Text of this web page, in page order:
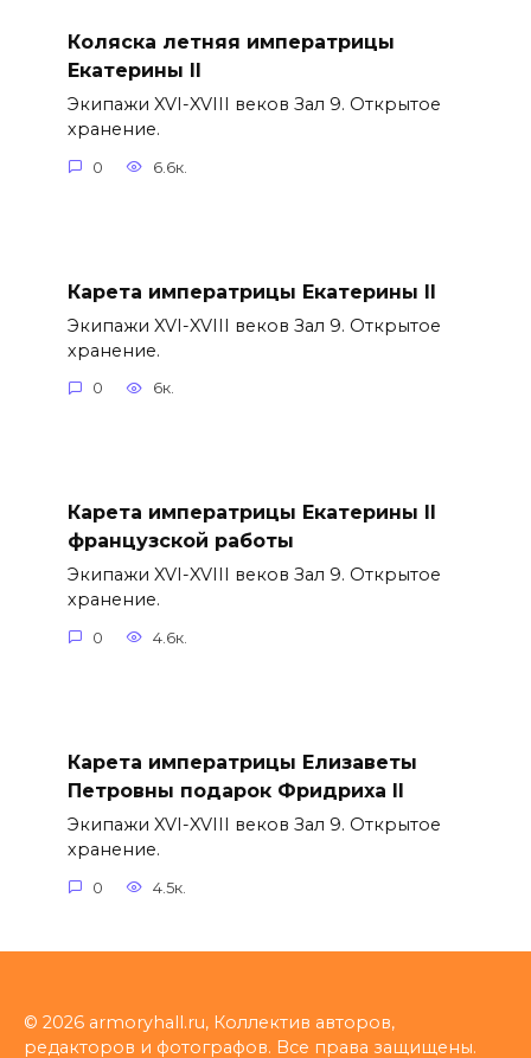
Коляска летняя императрицы
Екатерины II
Экипажи XVI-XVIII веков Зал 9. Открытое
хранение.
0 6.6к.
Карета императрицы Екатерины II
Экипажи XVI-XVIII веков Зал 9. Открытое
хранение.
0 6к.
Карета императрицы Екатерины II
французской работы
Экипажи XVI-XVIII веков Зал 9. Открытое
хранение.
0 4.6к.
Карета императрицы Елизаветы
Петровны подарок Фридриха II
Экипажи XVI-XVIII веков Зал 9. Открытое
хранение.
0 4.5к.
© 2026 armoryhall.ru, Коллектив авторов,
редакторов и фотографов. Все права защищены.